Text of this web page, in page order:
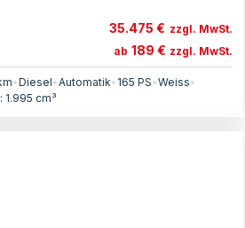
35.475 € zzgl. MwSt.
ab 189 € zzgl. MwSt.
•Diesel•Automatik• 165 PS•Weiss•
1.995 cm³